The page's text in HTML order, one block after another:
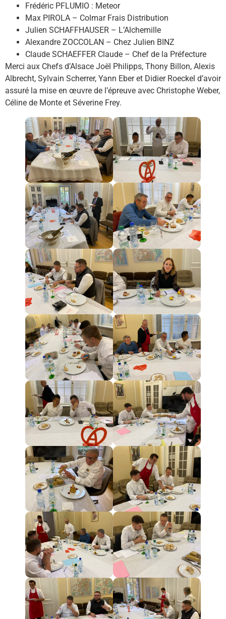
Frédéric PFLUMIO : Meteor
Max PIROLA – Colmar Frais Distribution
Julien SCHAFFHAUSER – L’Alchemille
Alexandre ZOCCOLAN – Chez Julien BINZ
Claude SCHAEFFER Claude – Chef de la Préfecture
Merci aux Chefs d’Alsace Joël Philipps, Thony Billon, Alexis
Albrecht, Sylvain Scherrer, Yann Eber et Didier Roeckel d’avoir
assuré la mise en œuvre de l’épreuve avec Christophe Weber,
Céline de Monte et Séverine Frey.